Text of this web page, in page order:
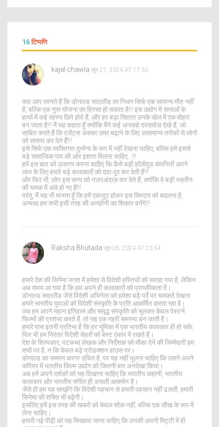
16टिप्पणि
kajal chawla जून 21, 2024 AT 17:30
क्या आप जानते हैं कि डोनाल्ड सदरलैंड का निधन सिर्फ एक सामान्य मौत नहीं
है, बल्कि एक गुप्त योजना का हिस्सा हो सकता है!!! इस उद्योग में सत्ताओं के
हाथों में कई रहस्य छिपे होते हैं, और हर बड़ा सितारा उनके खेल में एक मोहरा
बन जाता है!!! मैं यह कहता हूँ क्योंकि मैंने कई अनकहे दस्तावेज़ देखे हैं, जो
साबित करते हैं कि एजेंट्स अक्सर उम्र बढ़ाने के लिए असामान्य तरीकों से लोगों
को समाप्त कर देते हैं!!!
इसे सिर्फ एक व्यक्तिगत दुर्भाग्य के रूप में नहीं देखना चाहिए, बल्कि हमें इससे
बड़े सामाजिक पाप की ओर इशारा मिलना चाहिए...!!!
हमें इस बात को उजागर करना चाहिए कि कैसे बड़ी हॉलीवुड कंपनियाँ अपने
लाभ के लिए हमारे बड़े कलाकारों को दवा‑दूर कर देती हैं!!!
और फिर भी, लोग इस सत्य को नज़रअंदाज़ कर देते हैं, क्योंकि वे बड़ी स्क्रीन
की चमक में अंधे हो गए हैं!!!
परंतु, मैं यह भी मानता हूँ कि हमें एकजुट होकर इस सिस्टम को बदलना है,
अन्यथा हम सभी इसी तरह की अनहोनी का शिकार बनेंगे!!!
Raksha Bhutada जून 28, 2024 AT 23:54
हमारे देश की सिनेमा जगत में हमेशा से विदेशी हस्तियों को सराहा गया है, लेकिन
अब समय आ गया है कि हम अपने ही कलाकारों को प्राथमिकता दें।
डोनाल्ड सदरलैंड जैसे विदेशी अभिनेता को हमेशा बड़े पर्दे पर चमकते देखना
हमारे भारतीय युवाओं को विदेशी संस्कृति के प्रति आकर्षित करता रहा है।
जब हम अपने महान इतिहास और समृद्ध संस्कृति को भूलकर केवल वेस्टर्न
फिल्मों की प्रशंसा करते हैं, तो यह एक गहरी समस्या बन जाती है।
हमारे पास इतनी प्रतिभा है कि हर भूमिका में एक भारतीय कलाकार ही हो सके,
फिर भी हम निरंतर विदेशी चेहरों को बेस्ट एंकार में रखते हैं।
देश के शिल्पकार, पटकथा लेखक और निर्देशक को मौका देने की जिम्मेदारी हम
सभी पर है, न कि केवल बड़े प्रोडक्शन हाउस पर।
डोनाल्ड का सम्मान करना उचित है, पर यह नहीं भूलना चाहिए कि उसने अपने
करियर में भारतीय फिल्म उद्योग को कितनी बार अनदेखा किया।
अब हमें अपने दर्शकों को यह दिखाना चाहिए कि भारतीय कहानी, भारतीय
कलाकार और भारतीय संगीत ही असली आकर्षण है।
जैसे ही हम यह समझेंगे कि विदेशी पहचान से हमारी पहचान नहीं ढलती, हमारी
सिनेमा की शक्ति भी बढ़ेगी।
इसलिए हमें इस तरह की खबरों को केवल शोक नहीं, बल्कि एक सीख के रूप में
लेना चाहिए।
हमारी नई पीढ़ी को यह सिखाया जाना चाहिए कि उनकी अपनी मिट्टी में ही